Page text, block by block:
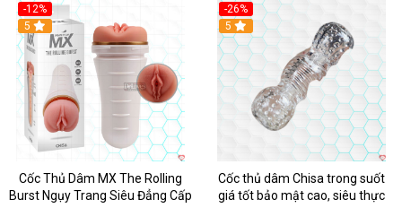
-12%
Hot
5
Cốc Thủ Dâm MX The Rolling
Burst Ngụy Trang Siêu Đẳng Cấp
-26%
Hot
5
Cốc thủ dâm Chisa trong suốt
giá tốt bảo mật cao, siêu thực